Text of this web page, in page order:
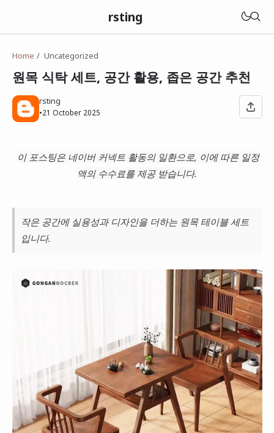
rsting
Home Uncategorized
원목 식탁 세트, 공간 활용, 좁은 공간 추천
rsting
•21 October 2025
이 포스팅은 네이버 커넥트 활동의 일환으로, 이에 따른 일정
액의 수수료를 제공 받습니다.
작은 공간에 실용성과 디자인을 더하는 원목 테이블 세트
입니다.